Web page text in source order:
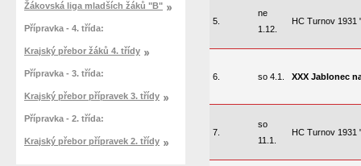
5.
ne
1.12.
HC Turnov 1931
6. so 4.1. XXX Jablonec
7.
so
11.1.
HC Turnov 1931
Žákovská liga mladších žáků "B"
Přípravka - 4. třída:
Krajský přebor žáků 4. třídy
Přípravka - 3. třída:
Krajský přebor přípravek 3. třídy
Přípravka - 2. třída:
Krajský přebor přípravek 2. třídy